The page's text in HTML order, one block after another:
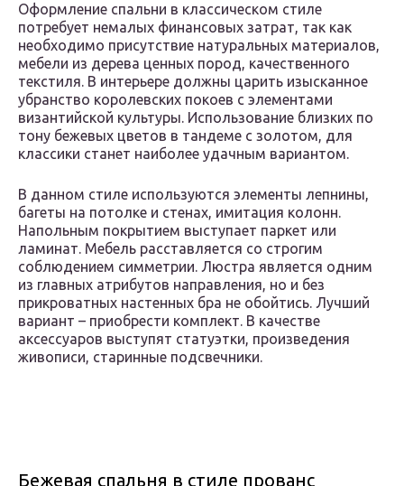
Оформление спальни в классическом стиле
потребует немалых финансовых затрат, так как
необходимо присутствие натуральных материалов,
мебели из дерева ценных пород, качественного
текстиля. В интерьере должны царить изысканное
убранство королевских покоев с элементами
византийской культуры. Использование близких по
тону бежевых цветов в тандеме с золотом, для
классики станет наиболее удачным вариантом.
В данном стиле используются элементы лепнины,
багеты на потолке и стенах, имитация колонн.
Напольным покрытием выступает паркет или
ламинат. Мебель расставляется со строгим
соблюдением симметрии. Люстра является одним
из главных атрибутов направления, но и без
прикроватных настенных бра не обойтись. Лучший
вариант – приобрести комплект. В качестве
аксессуаров выступят статуэтки, произведения
живописи, старинные подсвечники.
Бежевая спальня в стиле прованс